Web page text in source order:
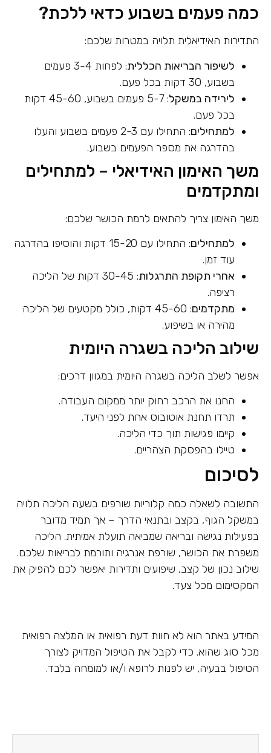
כמה פעמים בשבוע כדאי ללכת?
התדירות האידיאלית תלויה במטרות שלכם:
לשיפור הבריאות הכללית
: לפחות 3-4 פעמים
בשבוע, 30 דקות בכל פעם.
לירידה במשקל
: 5-7 פעמים בשבוע, 45-60 דקות
בכל פעם.
למתחילים
: התחילו עם 2-3 פעמים בשבוע והעלו
בהדרגה את מספר הפעמים בשבוע.
משך האימון האידיאלי – למתחילים
ומתקדמים
משך האימון צריך להתאים לרמת הכושר שלכם:
למתחילים
: התחילו עם 15-20 דקות והוסיפו בהדרגה
עוד זמן.
אחרי תקופת התרגלות
: 30-45 דקות של הליכה
רציפה.
מתקדמים
: 45-60 דקות, כולל מקטעים של הליכה
מהירה או בשיפוע.
שילוב הליכה בשגרה היומית
אפשר לשלב הליכה בשגרה היומית במגוון דרכים:
החנו את הרכב רחוק יותר ממקום העבודה.
תרדו תחנת אוטובוס אחת לפני היעד.
קיימו פגישות תוך כדי הליכה.
טיילו בהפסקת הצהריים.
לסיכום
התשובה לשאלה כמה קלוריות שורפים בשעה הליכה תלויה
במשקל הגוף, בקצב ובתנאי הדרך – אך תמיד מדובר
בפעילות נגישה ובריאה שמביאה תועלת אמיתית. הליכה
משפרת את הכושר, שורפת אנרגיה ותורמת לבריאות שלכם.
שילוב נכון של קצב, שיפועים ותדירות יאפשר לכם להפיק את
המקסימום מכל צעד.
המידע באתר הוא לא חוות דעת רפואית או המלצה רפואית
מכל סוג שהוא. כדי לקבל את הטיפול המדויק לצורך
הטיפול בבעיה, יש לפנות לרופא ו/או למומחה בלבד.